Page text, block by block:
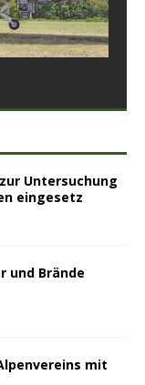
Untersuchung
eingesetz
und Brände
mit